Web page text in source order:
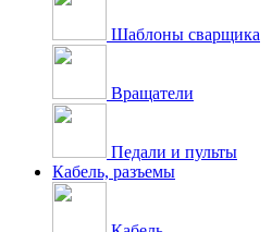
Шаблоны сварщика
Вращатели
Педали и пульты
Кабель, разъемы